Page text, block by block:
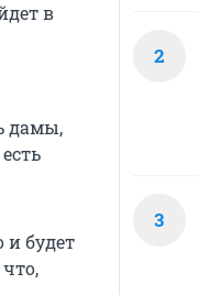
в
дамы,
и будет
2
3